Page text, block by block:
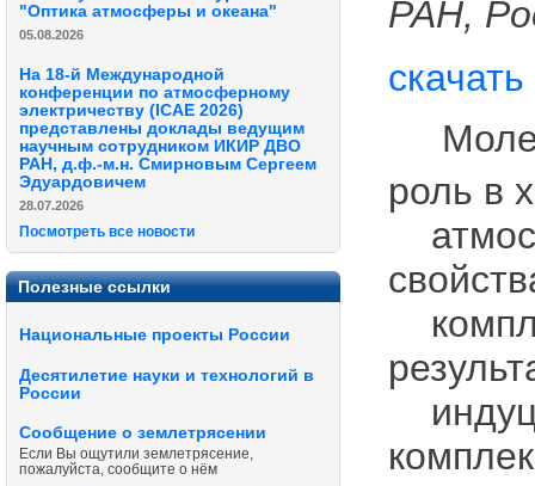
"Оптика атмосферы и океана"
05.08.2026
На 18-й Международной
конференции по атмосферному
электричеству (ICAE 2026)
представлены доклады ведущим
научным сотрудником ИКИР ДВО
РАН, д.ф.-м.н. Смирновым Сергеем
Эдуардовичем
28.07.2026
Посмотреть все новости
Полезные ссылки
Национальные проекты России
Десятилетие науки и технологий в
России
Сообщение о землетрясении
Если Вы ощутили землетрясение,
пожалуйста, сообщите о нём
РАН,
скачать
роль в